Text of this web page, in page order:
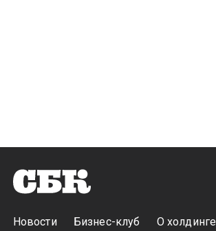
Новости Бизнес-клуб О холдинге